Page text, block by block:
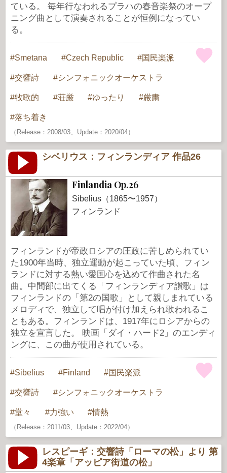
ている。 毎年行なわれるプラハの春音楽祭のオープ
ニング曲として演奏されることが恒例になってい
る。
Smetana Czech Republic 国民楽派
交響詩 シンフォニックオーケストラ
牧歌的 荘厳 ゆったり 厳粛
落ち着き
（Release：2008/03、Update：2020/04）
シベリウス：フィンランディア 作品26
Finlandia Op.26
Sibelius（1865〜1957）
フィンランド
フィンランドが帝政ロシアの圧政に苦しめられてい
た1900年当時、独立運動が起こっていた頃、フィン
ランドに対する熱い愛国心を込めて作曲された名
曲。中間部に出てくる「フィンランディア讃歌」は
フィンランドの「第2の国歌」として親しまれている
メロディで、独立して唱が付け加えられ歌われるこ
ともある。フィンランドは、1917年にロシアからの
独立を宣言した。 映画「ダイ・ハード2」のエンディ
ングに、この曲が使用されている。
Sibelius Finland 国民楽派
交響詩 シンフォニックオーケストラ
堂々 力強い 情熱
（Release：2011/03、Update：2022/04）
レスピーギ：交響詩「ローマの松」より 第
4楽章「アッピア街道の松」